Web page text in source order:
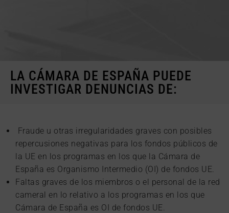
LA CÁMARA DE ESPAÑA PUEDE
INVESTIGAR DENUNCIAS DE:
Fraude u otras irregularidades graves con posibles
repercusiones negativas para los fondos públicos de
la UE en los programas en los que la Cámara de
España es Organismo Intermedio (OI) de fondos UE.
Faltas graves de los miembros o el personal de la red
cameral en lo relativo a los programas en los que
Cámara de España es OI de fondos UE.